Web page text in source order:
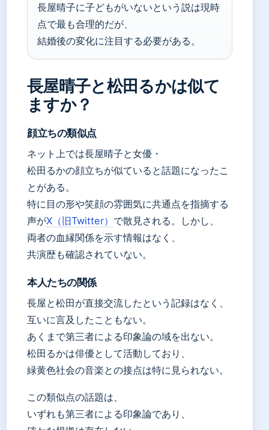
長屋晴子に子どもがいないという説は現時
点で最も合理的だが、
結婚後の変化に注目する必要がある。
長屋晴子と松田るかは似て
ますか？
顔立ちの類似点
ネット上では長屋晴子と女優・
松田るかの顔立ちが似ていると話題になったこ
とがある。
特に目の形や笑顔の雰囲気に共通点を指摘する
声がX（旧Twitter） で散見される。しかし、
両者の血縁関係を示す情報はなく、
共演歴も確認されていない。
本人たちの関係
長屋と松田が直接交流したという記録はなく、
互いに言及したこともない。
あくまで第三者による印象論の域を出ない。
松田るかは俳優として活動しており、
緑黄色社会の音楽との接点は特に見られない。
この類似点の話題は、
いずれも第三者による印象論であり、